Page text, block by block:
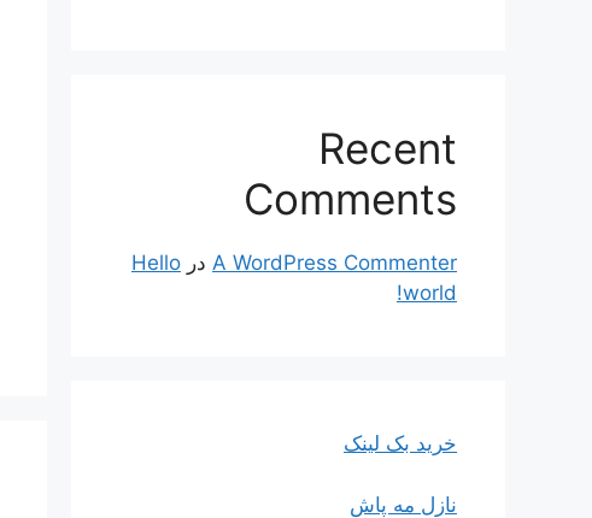
Recent
Comments
A WordPress Commenter در Hello
world!
خرید بک لینک
نازل مه پاش